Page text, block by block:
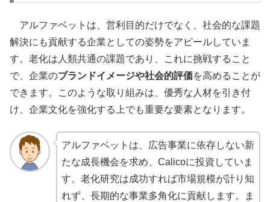
アルファベットは、営利目的だけでなく、社会的な課題
解決にも貢献する企業としての姿勢をアピールしていま
す。老化は人類共通の課題であり、これに挑戦すること
で、企業のブランドイメージや社会的評価を高めることが
できます。このような取り組みは、優秀な人材を引き付
け、企業文化を強化する上でも重要な要素となります。
アルファベットは、広告事業に依存しない新
たな成長機会を求め、Calicoに投資していま
す。老化研究は成功すれば市場規模が計り知
れず、長期的な事業多角化に貢献します。ま